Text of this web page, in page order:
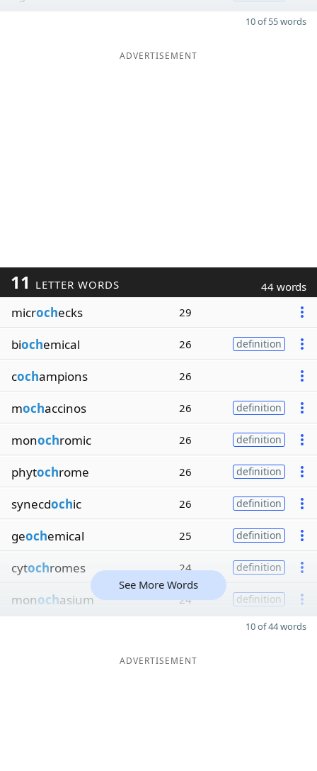
10 of 55 words
ADVERTISEMENT
11 LETTER WORDS 44 words
microchecks 29
biochemical 26 definition
cochampions 26
mochaccinos 26 definition
monochromic 26 definition
phytochrome 26 definition
synecdochic 26 definition
geochemical 25 definition
cytochromes 24 definition
monochasium 24 definition
See More Words
10 of 44 words
ADVERTISEMENT